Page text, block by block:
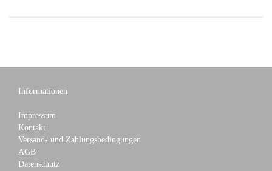
Informationen
Impressum
Kontakt
Versand- und Zahlungsbedingungen
AGB
Datenschutz